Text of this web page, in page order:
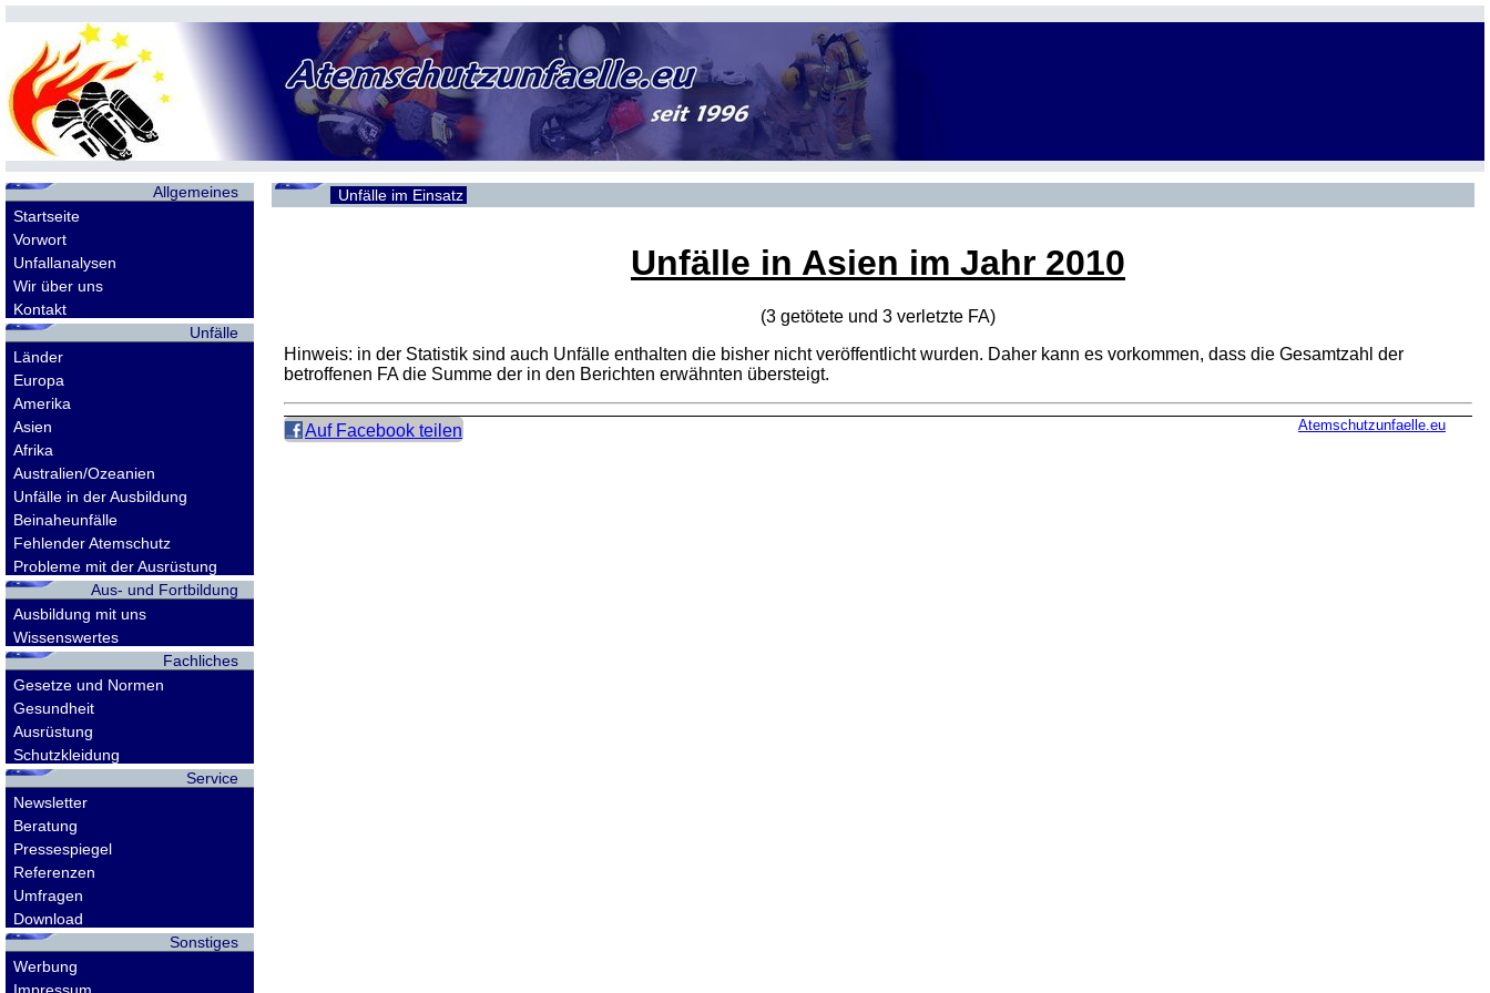
Allgemeines
Startseite
Vorwort
Unfallanalysen
Wir über uns
Kontakt
Unfälle
Länder
Europa
Amerika
Asien
Afrika
Australien/Ozeanien
Unfälle in der Ausbildung
Beinaheunfälle
Fehlender Atemschutz
Probleme mit der Ausrüstung
Aus- und Fortbildung
Ausbildung mit uns
Wissenswertes
Fachliches
Gesetze und Normen
Gesundheit
Ausrüstung
Schutzkleidung
Service
Newsletter
Beratung
Pressespiegel
Referenzen
Umfragen
Download
Sonstiges
Werbung
Unfälle im Einsatz
Unfälle in Asien im Jahr 2010
(3 getötete und 3 verletzte FA)
Hinweis: in der Statistik sind auch Unfälle enthalten die bisher nicht veröffentlicht wurden. Daher kann es vorkommen, dass die Gesamtzahl der
betroffenen FAdie Summe der in den Berichten erwähnten übersteigt.
Auf Facebook teilen Atemschutzunfaelle.eu